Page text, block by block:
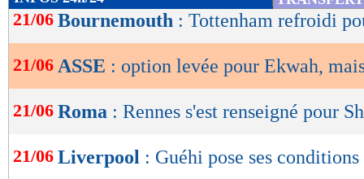
de
OK
21/06 Bournemouth : Tottenham refroidi
21/06 ASSE : option levée pour Ekwah,
21/06 Roma : Rennes s'est renseigné pour
21/06 Liverpool : Guéhi pose ses conditions